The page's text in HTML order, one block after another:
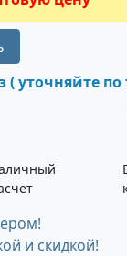
( уточняйте по
и скидкой!